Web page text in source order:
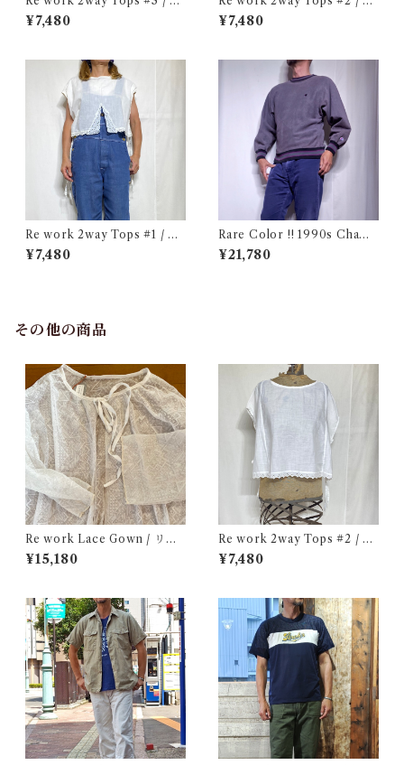
ワーク 2way トップス 古着
¥7,480
ワーク 2way トップス 古着
¥7,480
Re work 2way Tops #1 / リ
ワーク 2way トップス 古着
¥7,480
Rare Color !! 1990s Champ
ion Reverse Weave Charco
al Gray Size M / チャンピオ
¥21,780
その他の商品
Re work Lace Gown / リワ
ーク レース ガウン 古着
¥15,180
Re work 2way Tops #2 / リ
ワーク 2way トップス 古着
¥7,480